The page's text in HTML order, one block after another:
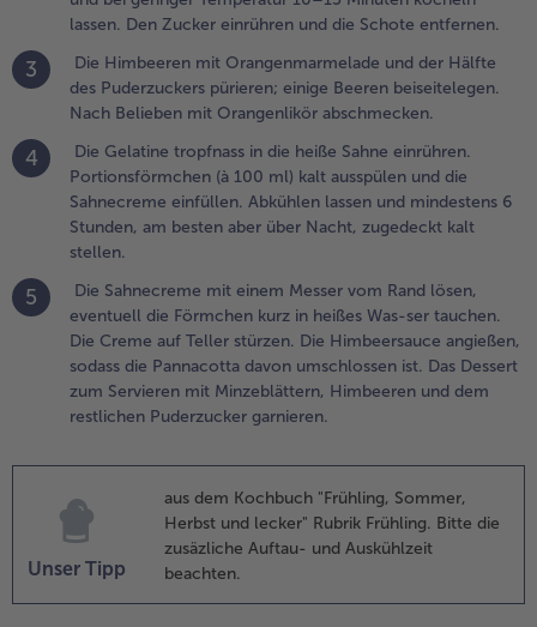
Gelatine
Sahne
100 ml) kalt
und die
am
aber über
zugedeckt
stellen.
vom
lösen,
die
lassen. Den Zucker einrühren und die Schote entfernen.
3
Die Himbeeren mit Orangenmarmelade und der Hälfte
des Puderzuckers pürieren; einige Beeren beiseitelegen.
Nach Belieben mit Orangenlikör abschmecken.
4
Die Gelatine tropfnass in die heiße Sahne einrühren.
Portionsförmchen (à 100 ml) kalt ausspülen und die
Sahnecreme einfüllen. Abkühlen lassen und mindestens 6
Stunden, am besten aber über Nacht, zugedeckt kalt
stellen.
5
Die Sahnecreme mit einem Messer vom Rand lösen,
eventuell die Förmchen kurz in heißes Was-ser tauchen.
Die Creme auf Teller stürzen. Die Himbeersauce angießen,
sodass die Pannacotta davon umschlossen ist. Das Dessert
zum Servieren mit Minzeblättern, Himbeeren und dem
restlichen Puderzucker garnieren.
Unser Tipp
aus dem Kochbuch "Frühling, Sommer,
Herbst und lecker" Rubrik Frühling. Bitte die
zusäzliche Auftau- und Auskühlzeit
beachten.